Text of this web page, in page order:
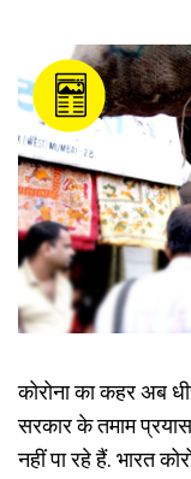
कोरोना का कहर अब
सरकार के तमाम
नहीं पा रहे हैं. भारत